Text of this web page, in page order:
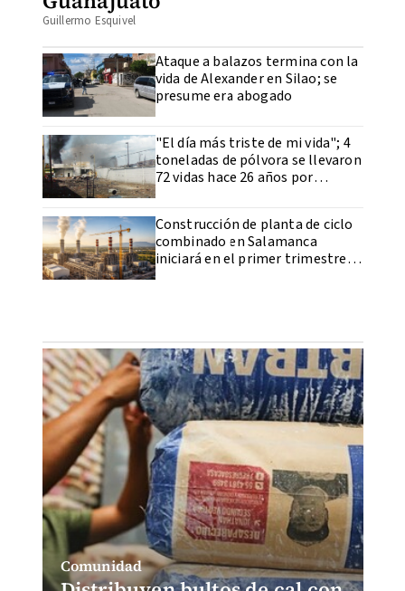
Guillermo Esquivel
Ataque a balazos termina con la
vida de Alexander en Silao; se
presume era abogado
"El día más triste de mi vida"; 4
toneladas de pólvora se llevaron
72 vidas hace 26 años por
explosión en Cela
Construcción de planta de ciclo
combinado en Salamanca
iniciará en el primer trimestre
de 2026
Comunidad